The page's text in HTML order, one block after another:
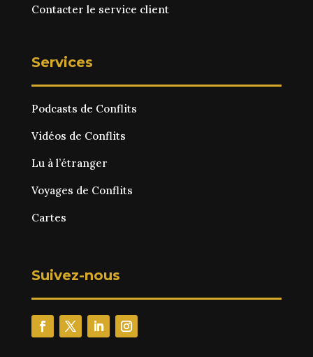
Contacter le service client
Services
Podcasts de Conflits
Vidéos de Conflits
Lu à l’étranger
Voyages de Conflits
Cartes
Suivez-nous